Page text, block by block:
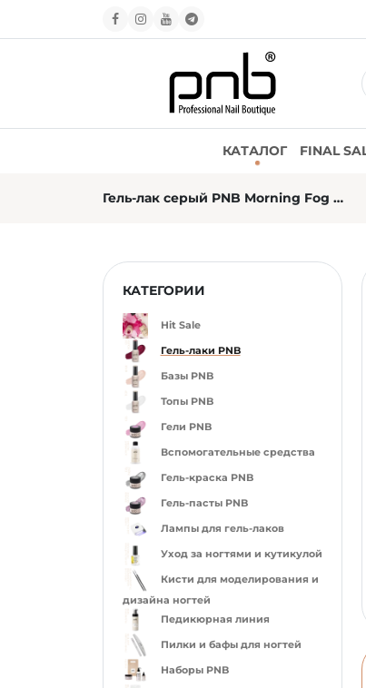
КАТАЛОГ FINAL
Гель-лак серый PNB Morning Fog №04L, эмаль (8 мл)
КАТЕГОРИИ
Hit Sale
Гель-лаки PNB
Базы PNB
Топы PNB
Гели PNB
Вспомогательные средства
Гель-краска PNB
Гель-пасты PNB
Лампы для гель-лаков
Уход за ногтями и кутикулой
Кисти для моделирования и
дизайна ногтей
Педикюрная линия
Пилки и бафы для ногтей
Наборы PNB